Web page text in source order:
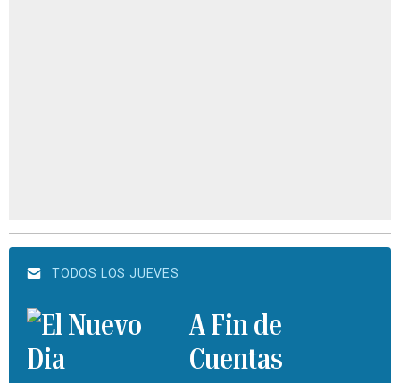
TODOS LOS JUEVES
A Fin de
Cuentas